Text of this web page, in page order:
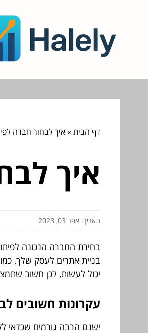
דף הבית»איך לבחור חברה
איך
תאריך: אפר 03, 2023
בחירת החברה הנכונה
בניית אתרים לעסק שלך, כמו
יכול לעשות, לכן חשוב
עקרונות חשובים
ישנם הרבה גורמים שכדאי